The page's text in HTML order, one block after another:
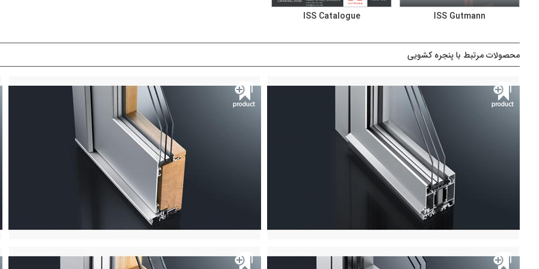
ISS Gutmann
ISS Catalogue
محصولات مرتبط با پنجره کشویی
S80+ HW Doors
پنجره آلومینیومی ترمال بریک و کرتن وال
مشــــــاهده